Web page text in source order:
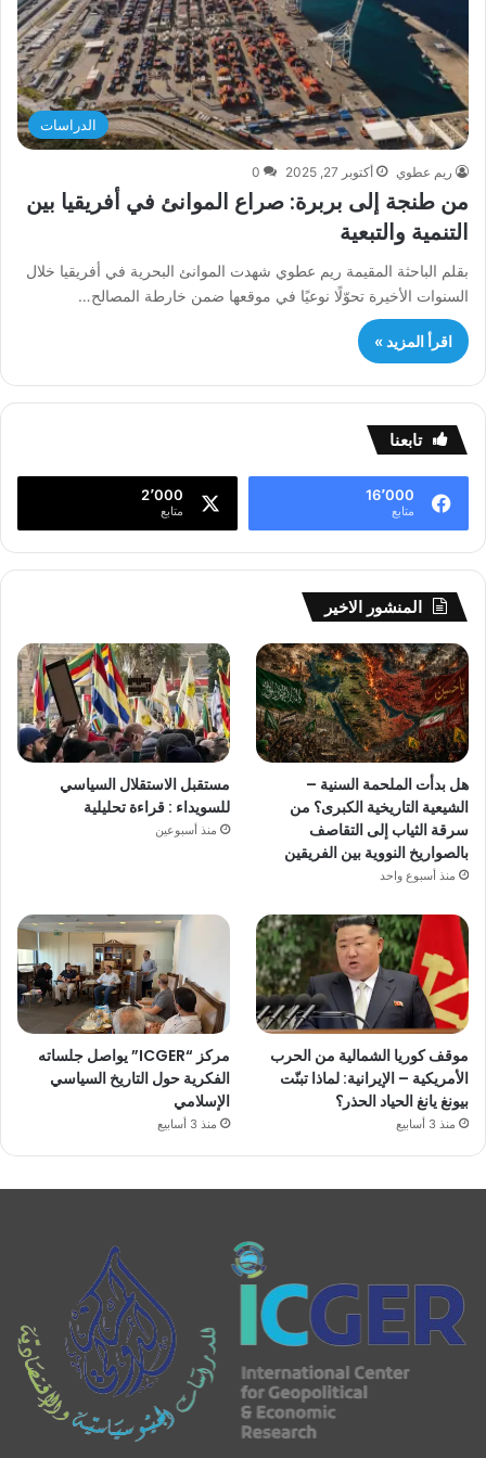
الدراسات
ريم عطوي أكتوبر 27, 2025 0
من طنجة إلى بربرة: صراع الموانئ في أفريقيا بين
التنمية والتبعية
بقلم الباحثة المقيمة ريم عطوي شهدت الموانئ البحرية في أفريقيا خلال
السنوات الأخيرة تحوّلًا نوعيًا في موقعها ضمن خارطة المصالح…
اقرأ المزيد »
تابعنا
16٬000
متابع
2٬000
متابع
المنشور الاخير
هل بدأت الملحمة السنية –
الشيعية التاريخية الكبرى؟ من
سرقة الثياب إلى التقاصف
بالصواريخ النووية بين الفريقين
منذ أسبوع واحد
مستقبل الاستقلال السياسي
للسويداء : قراءة تحليلية
منذ أسبوعين
موقف كوريا الشمالية من الحرب
الأمريكية – الإيرانية: لماذا تبنّت
بيونغ يانغ الحياد الحذر؟
منذ 3 أسابيع
مركز “ICGER” يواصل جلساته
الفكرية حول التاريخ السياسي
الإسلامي
منذ 3 أسابيع